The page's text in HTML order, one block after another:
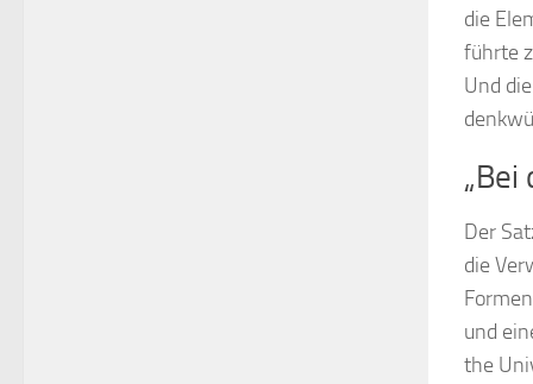
die
führte
Und
„Bei
Der
die
und
the